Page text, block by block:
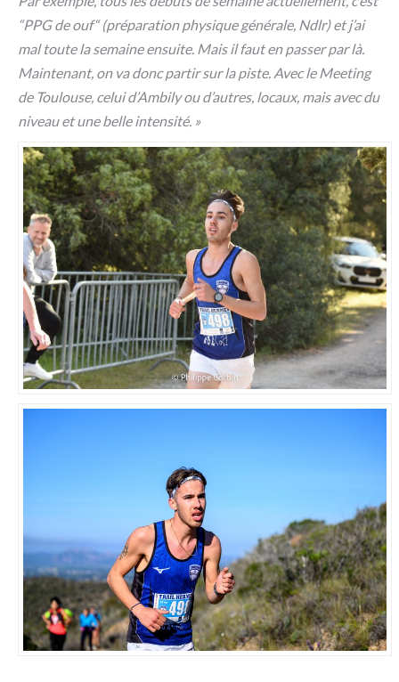
“PPG de ouf“ (préparation physique générale, Ndlr) et j’ai
mal toute la semaine ensuite. Mais il faut en passer par là.
Maintenant, on va donc partir sur la piste. Avec le Meeting
de Toulouse, celui d’Ambily ou d’autres, locaux, mais avec du
niveau et une belle intensité. »